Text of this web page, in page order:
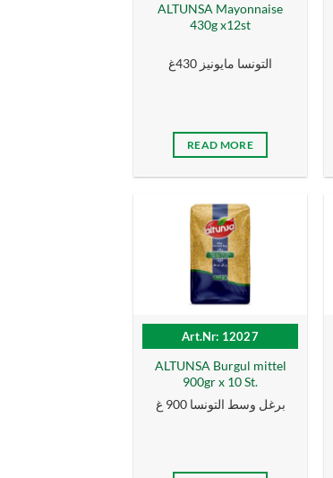
ALTUNSA Mayonnaise
430g x12st
التونسا مايونيز 430غ
READ MORE
Art.Nr: 12027
ALTUNSA Burgul mittel
900gr x 10 St.
برغل وسط التونسا 900 غ